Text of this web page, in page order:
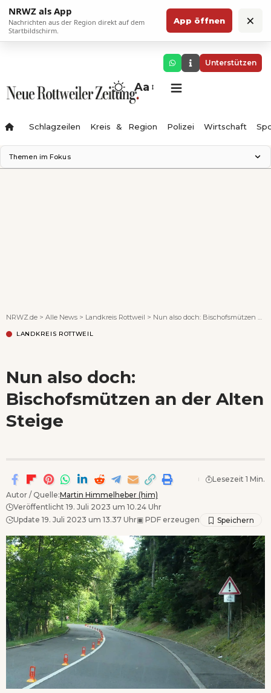
NRWZ als App
Nachrichten aus der Region direkt auf dem
Startbildschirm.
App öffnen ×
Unterstützen
Aa
Schlagzeilen Kreis & Region Polizei Wirtschaft
Themen im Fokus
NRWZ.de > Alle News > Landkreis Rottweil > Nun also doch: Bischofsmützen an der Alten Steige
LANDKREIS ROTTWEIL
Nun also doch:
Bischofsmützen an der Alten
Steige
Autor / Quelle:Martin Himmelheber (him)
Veröffentlicht 19. Juli 2023 um 10.24 Uhr
Update 19. Juli 2023 um 13.37 Uhr▣ PDF erzeugen
Lesezeit 1 Min.